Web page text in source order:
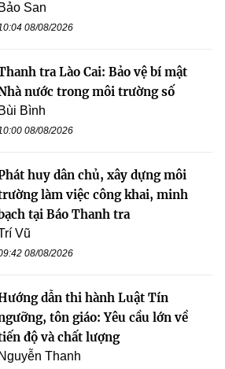
Bảo San
08/08/2026
tra Lào Cai: Bảo vệ bí mật
nước trong môi trường số
Bùi Bình
08/08/2026
huy dân chủ, xây dựng môi
làm việc công khai, minh
tại Báo Thanh tra
Vũ
08/08/2026
dẫn thi hành Luật Tín
tôn giáo: Yêu cầu lớn về
độ và chất lượng
Nguyễn Thanh